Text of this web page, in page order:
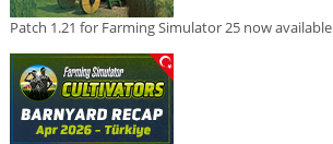
Patch 1.21 for Farming Simulator 25 now available